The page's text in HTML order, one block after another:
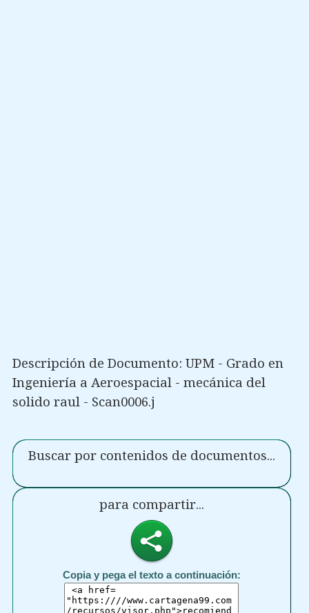
Descripción de Documento: UPM - Grado en
Ingeniería a Aeroespacial - mecánica del
solido raul - Scan0006.j
Buscar por contenidos de documentos...
para compartir...
Copia y pega el texto a continuación: